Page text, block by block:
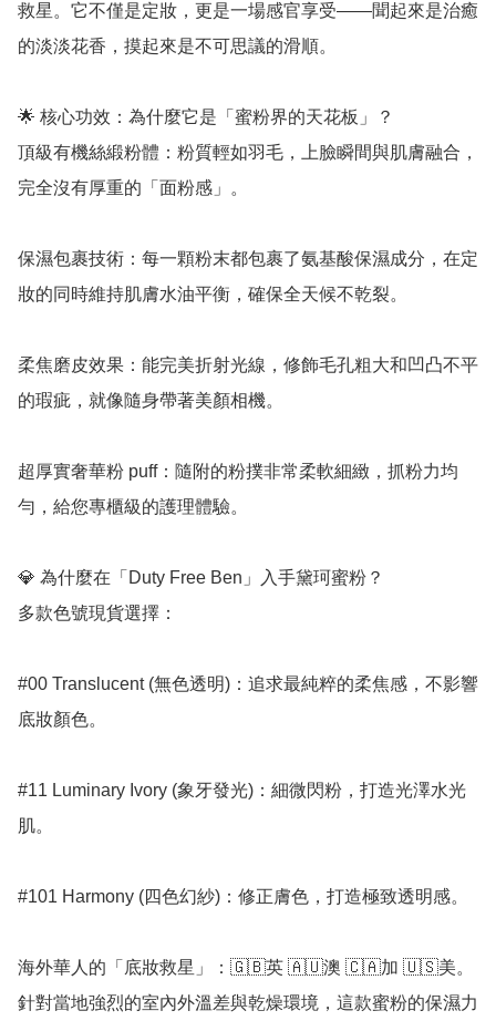
救星。它不僅是定妝，更是一場感官享受——聞起來是治癒
的淡淡花香，摸起來是不可思議的滑順。
🌟 核心功效：為什麼它是「蜜粉界的天花板」？
頂級有機絲緞粉體：粉質輕如羽毛，上臉瞬間與肌膚融合，
完全沒有厚重的「面粉感」。
保濕包裹技術：每一顆粉末都包裹了氨基酸保濕成分，在定
妝的同時維持肌膚水油平衡，確保全天候不乾裂。
柔焦磨皮效果：能完美折射光線，修飾毛孔粗大和凹凸不平
的瑕疵，就像隨身帶著美顏相機。
超厚實奢華粉 puff：隨附的粉撲非常柔軟細緻，抓粉力均
勻，給您專櫃級的護理體驗。
💎 為什麼在「Duty Free Ben」入手黛珂蜜粉？
多款色號現貨選擇：
#00 Translucent (無色透明)：追求最純粹的柔焦感，不影響
底妝顏色。
#11 Luminary Ivory (象牙發光)：細微閃粉，打造光澤水光
肌。
#101 Harmony (四色幻紗)：修正膚色，打造極致透明感。
海外華人的「底妝救星」：🇬🇧英 🇦🇺澳 🇨🇦加 🇺🇸美。
針對當地強烈的室內外溫差與乾燥環境，這款蜜粉的保濕力